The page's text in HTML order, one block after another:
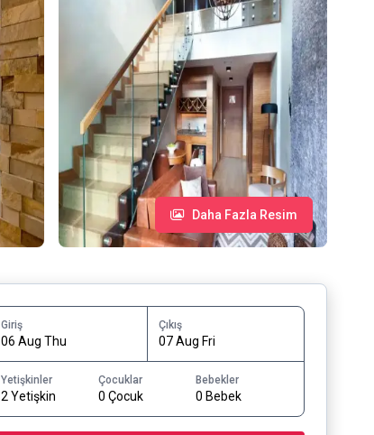
Daha Fazla Resim
Giriş
06 Aug Thu
Çıkış
07 Aug Fri
Yetişkinler
2 Yetişkin
Çocuklar
0 Çocuk
Bebekler
0 Bebek